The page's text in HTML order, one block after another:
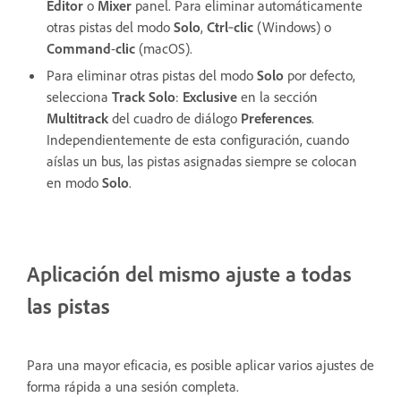
Editor o Mixer panel. Para eliminar automáticamente
otras pistas del modo Solo, Ctrl‑clic (Windows) o
Command-clic (macOS).
Para eliminar otras pistas del modo Solo por defecto,
selecciona Track Solo: Exclusive en la sección
Multitrack del cuadro de diálogo Preferences.
Independientemente de esta configuración, cuando
aíslas un bus, las pistas asignadas siempre se colocan
en modo Solo.
Aplicación del mismo ajuste a todas
las pistas
Para una mayor eficacia, es posible aplicar varios ajustes de
forma rápida a una sesión completa.